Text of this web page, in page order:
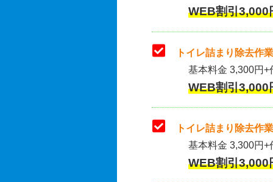
WEB割引
トイレ詰まり除去作
基本料金 3,300円+
WEB割引
トイレ詰まり除去
基本料金 3,300円+
WEB割引